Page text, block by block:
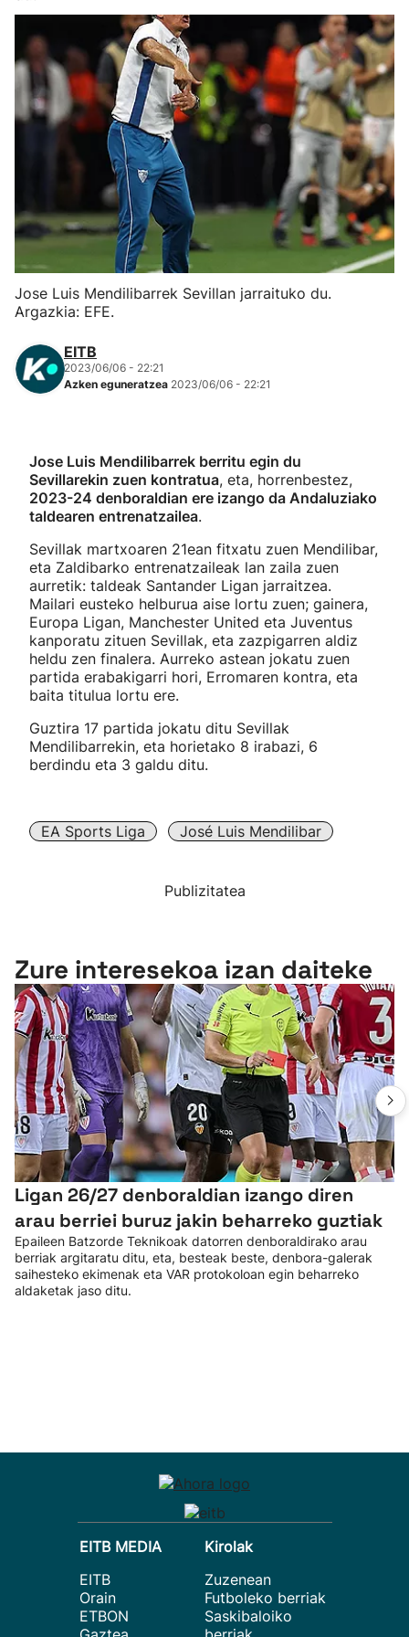
Eskubaloia
Kirolak 360
Mendi-lasterketak
Kirol gehiago
Jose Luis Mendilibarrek Sevillan jarraituko du.
Argazkia: EFE.
EITB
2023/06/06 - 22:21
Azken eguneratzea 2023/06/06 - 22:21
Jose Luis Mendilibarrek berritu egin du
Sevillarekin zuen kontratua, eta, horrenbestez,
2023-24 denboraldian ere izango da Andaluziako
taldearen entrenatzailea.
Sevillak martxoaren 21ean fitxatu zuen Mendilibar,
eta Zaldibarko entrenatzaileak lan zaila zuen
aurretik: taldeak Santander Ligan jarraitzea.
Mailari eusteko helburua aise lortu zuen; gainera,
Europa Ligan, Manchester United eta Juventus
kanporatu zituen Sevillak, eta zazpigarren aldiz
heldu zen finalera. Aurreko astean jokatu zuen
partida erabakigarri hori, Erromaren kontra, eta
baita titulua lortu ere.
Guztira 17 partida jokatu ditu Sevillak
Mendilibarrekin, eta horietako 8 irabazi, 6
berdindu eta 3 galdu ditu.
EA Sports Liga José Luis Mendilibar
Publizitatea
Zure interesekoa izan daiteke
Ligan 26/27 denboraldian izango diren
arau berriei buruz jakin beharreko guztiak
Epaileen Batzorde Teknikoak datorren denboraldirako arau
berriak argitaratu ditu, eta, besteak beste, denbora-galerak
saihesteko ekimenak eta VAR protokoloan egin beharreko
aldaketak jaso ditu.
EITB MEDIA
EITB
Orain
ETBON
Kirolak
Zuzenean
Futboleko berriak
Saskibaloiko